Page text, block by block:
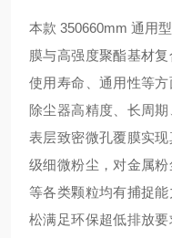
本款 350660mm 通用
膜与高强度聚酯基材复
使用寿命、通用性等
除尘器高精度、长周
表层致密微孔覆膜实
级细微粉尘，对金属
等各类颗粒均有捕捉
松满足环保超低排放